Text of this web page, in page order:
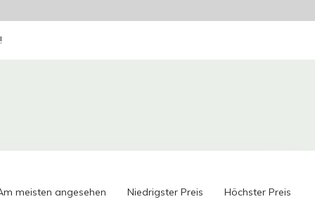
meisten angesehen Niedrigster Preis Höchster Preis